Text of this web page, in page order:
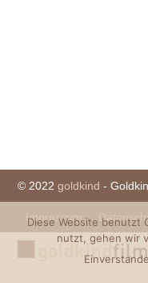
© 2022goldkind -
Impressum
Diese Website benutzt
nutzt, gehen wir